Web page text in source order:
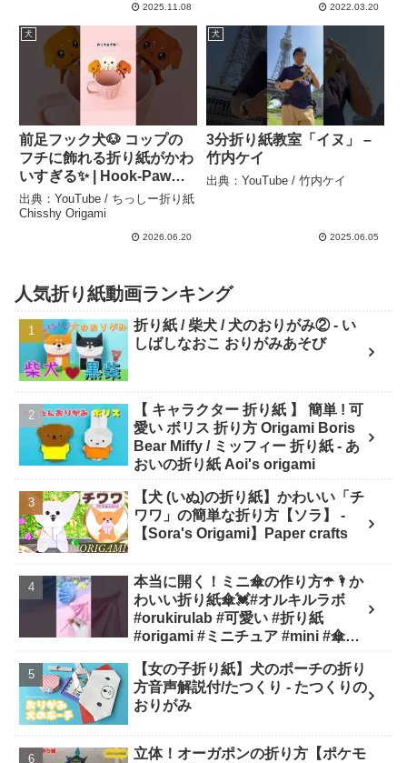
2025.11.08 2022.03.20
犬
前足フック犬🐶 コップの
フチに飾れる折り紙がかわ
いすぎる✨ | Hook-Paw
Dog Origami – ちっしー折
り紙 Chisshy Origami
出典：YouTube / ちっしー折り紙
Chisshy Origami
2026.06.20
犬
3分折り紙教室「イヌ」 –
竹内ケイ
出典：YouTube / 竹内ケイ
2025.06.05
人気折り紙動画ランキング
折り紙 / 柴犬 / 犬のおりがみ② - い
しばしなおこ おりがみあそび
【 キャラクター 折り紙 】 簡単 ! 可
愛い ボリス 折り方 Origami Boris
Bear Miffy / ミッフィー 折り紙 - あ
おいの折り紙 Aoi's origami
【犬 (いぬ)の折り紙】かわいい「チ
ワワ」の簡単な折り方【ソラ】 -
【Sora's Origami】Paper crafts
本当に開く！ミニ傘の作り方☂️🌂か
わいい折り紙傘💓#オルキルラボ
#orukirulab #可愛い #折り紙
#origami #ミニチュア #mini #傘
Craft
【女の子折り紙】犬のポーチの折り
方音声解説付/たつくり - たつくりの
おりがみ
立体！オーガポンの折り方【ポケモ